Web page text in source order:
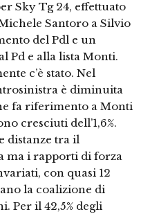
Sky Tg 24, effettuato
Santoro a Silvio
del Pdl e un
Pd e alla lista Monti.
c’è stato. Nel
è diminuita
fa riferimento a Monti
cresciuti dell’1,6%.
distanze tra il
ma i rapporti di forza
con quasi 12
la coalizione di
Per il 42,5% degli